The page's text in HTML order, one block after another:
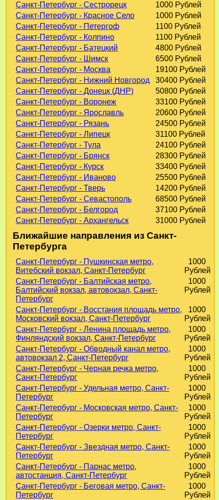
Санкт-Петербург - Сестрорецк
1000 Рублей
Санкт-Петербург - Красное Село
1000 Рублей
Санкт-Петербург - Петергоф
1100 Рублей
Санкт-Петербург - Колпино
1100 Рублей
Санкт-Петербург - Батецкий
4800 Рублей
Санкт-Петербург - Шимск
6500 Рублей
Санкт-Петербург - Москва
19100 Рублей
Санкт-Петербург - Нижний Новгород
30400 Рублей
Санкт-Петербург - Донецк (ДНР)
50800 Рублей
Санкт-Петербург - Воронеж
33100 Рублей
Санкт-Петербург - Ярославль
20600 Рублей
Санкт-Петербург - Рязань
24500 Рублей
Санкт-Петербург - Липецк
31100 Рублей
Санкт-Петербург - Тула
24100 Рублей
Санкт-Петербург - Брянск
28300 Рублей
Санкт-Петербург - Курск
33400 Рублей
Санкт-Петербург - Иваново
25500 Рублей
Санкт-Петербург - Тверь
14200 Рублей
Санкт-Петербург - Севастополь
68500 Рублей
Санкт-Петербург - Белгород
37100 Рублей
Санкт-Петербург - Архангельск
31000 Рублей
Ближайшие направления из Санкт-
Петербурга
Санкт-Петербург - Пушкинская метро,
Витебский вокзал, Санкт-Петербург
1000
Рублей
Санкт-Петербург - Балтийская метро,
Балтийский вокзал, автовокзал, Санкт-
Петербург
1000
Рублей
Санкт-Петербург - Восстания площадь метро,
Московский вокзал, Санкт-Петербург
1000
Рублей
Санкт-Петербург - Ленина площадь метро,
Финляндский вокзал, Санкт-Петербург
1000
Рублей
Санкт-Петербург - Обводный канал метро,
автовокзал 2, Санкт-Петербург
1000
Рублей
Санкт-Петербург - Черная речка метро,
Санкт-Петербург
1000
Рублей
Санкт-Петербург - Удельная метро, Санкт-
Петербург
1000
Рублей
Санкт-Петербург - Московская метро, Санкт-
Петербург
1000
Рублей
Санкт-Петербург - Озерки метро, Санкт-
Петербург
1000
Рублей
Санкт-Петербург - Звездная метро, Санкт-
Петербург
1000
Рублей
Санкт-Петербург - Парнас метро,
автостанция, Санкт-Петербург
1000
Рублей
Санкт-Петербург - Беговая метро, Санкт-
Петербург
1000
Рублей